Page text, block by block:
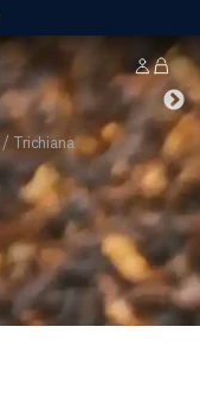
/ Trichiana